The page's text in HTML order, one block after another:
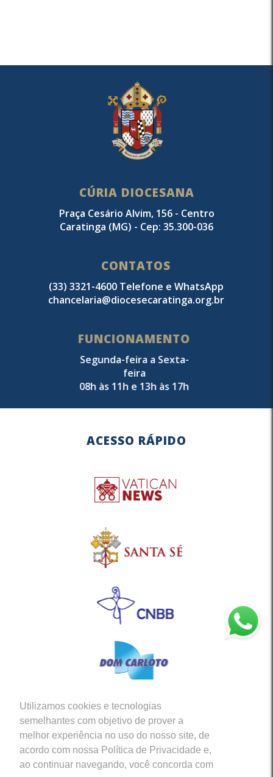
Utilizamos cookies e tecnologias
semelhantes com objetivo de prover a
melhor experiência no uso do nosso site, de
acordo com nossa Política de Privacidade e,
ao continuar navegando, você concorda com
CÚRIA DIOCESANA
Praça Cesário Alvim, 156 - Centro
Caratinga (MG) - Cep: 35.300-036
CONTATOS
(33) 3321-4600 Telefone e WhatsApp
chancelaria@diocesecaratinga.org.br
FUNCIONAMENTO
Segunda-feira a Sexta-
feira
08h às 11h e 13h às 17h
ACESSO RÁPIDO
Siga-nos em nossas Redes Sociais